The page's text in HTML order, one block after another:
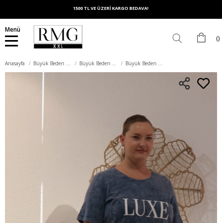
1500 TL VE ÜZERİ KARGO BEDAVA!
Menü
Anasayfa Büyük Beden Üst Giyim Büyük Beden Tişört Büyük Beden Parça Boya Tişört İndigo